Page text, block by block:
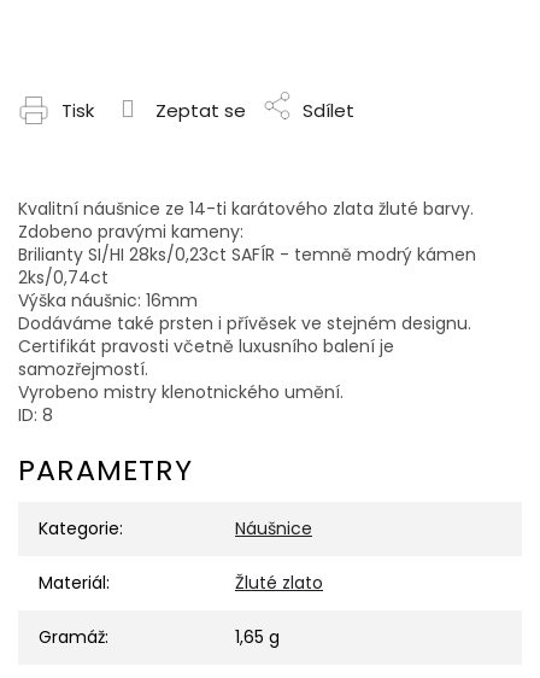
Tisk Zeptat se Sdílet
Kvalitní náušnice ze 14-ti karátového zlata žluté barvy.
Zdobeno pravými kameny:
Brilianty SI/HI 28ks/0,23ct SAFÍR - temně modrý kámen
2ks/0,74ct
Výška náušnic: 16mm
Dodáváme také prsten i přívěsek ve stejném designu.
Certifikát pravosti včetně luxusního balení je
samozřejmostí.
Vyrobeno mistry klenotnického umění.
ID: 8
PARAMETRY
Kategorie: Náušnice
Materiál: Žluté zlato
Gramáž: 1,65 g